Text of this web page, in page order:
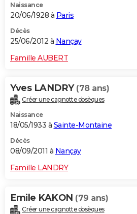
Naissance
20/06/1928 à Paris
Décès
25/06/2012 à Nançay
Famille AUBERT
Yves LANDRY (78 ans)
Créer une cagnotte obsèques
Naissance
18/05/1933 à Sainte-Montaine
Décès
08/09/2011 à Nançay
Famille LANDRY
Emile KAKON (79 ans)
Créer une cagnotte obsèques